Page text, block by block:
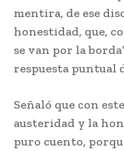
mentira, de ese
honestidad, que,
se van por la
respuesta puntual
Señaló que con
austeridad y la
puro cuento,